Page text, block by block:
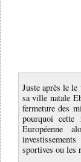
Juste après le
sa ville natale
fermeture des
pourquoi
Européenne
sportives ou les